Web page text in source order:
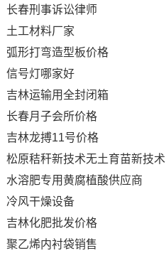
长春刑事诉讼律师
土工材料厂家
弧形打弯造型板价格
信号灯哪家好
吉林运输用全封闭箱
长春月子会所价格
吉林龙搏11号价格
松原秸秆新技术无土育苗新技术
水溶肥专用黄腐植酸供应商
冷风干燥设备
吉林化肥批发价格
聚乙烯内衬袋销售